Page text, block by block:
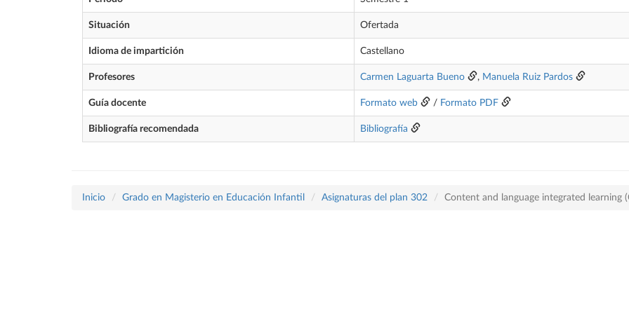
Situación Ofertada
Idioma de impartición Castellano
Profesores Carmen Laguarta Bueno , Manuela Ruiz Pardos
Guía docente Formato web / Formato PDF
Bibliografía recomendada Bibliografía
Inicio Grado en Magisterio en Educación Infantil Asignaturas del plan 302 Content and language integrated learning